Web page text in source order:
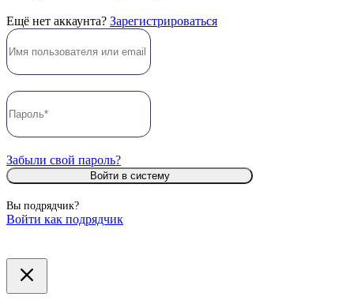
Ещё нет аккаунта? Зарегистрироваться
Забыли свой пароль?
Войти в систему
Вы подрядчик?
Войти как подрядчик